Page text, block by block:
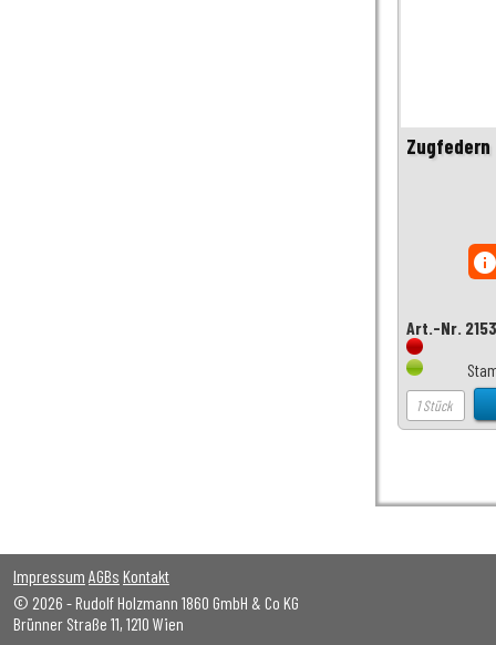
Zugfedern
Art.-Nr.
Impressum AGBs Kontakt
© 2026 - Rudolf Holzmann 1860 GmbH & Co KG
Brünner Straße 11, 1210 Wien